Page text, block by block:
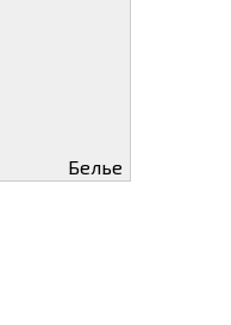
Белье